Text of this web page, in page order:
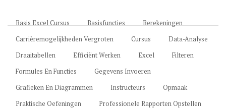
Basis Excel Cursus Basisfuncties
Berekeningen
Carrièremogelijkheden Vergroten
Cursus
Data-Analyse
Draaitabellen
Efficiënt Werken Excel
Filteren
Formules En Functies
Gegevens Invoeren
Grafieken En Diagrammen
Instructeurs
Opmaak
Praktische Oefeningen
Professionele Rapporten Opstellen